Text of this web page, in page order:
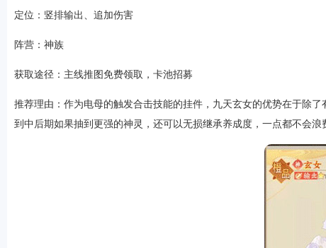
定位：竖排输出、追加伤害
阵营：神族
获取途径：主线推图免费领取，卡池招募
推荐理由：作为电母的触发合击技能的挂件，九天玄女的优势在于除
到中后期如果抽到更强的神灵，还可以无损继承养成度，一点都不会浪